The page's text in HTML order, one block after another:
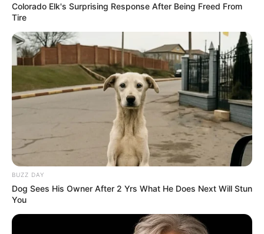
Colorado Elk's Surprising Response After Being Freed From
Tire
BUZZ DAY
Dog Sees His Owner After 2 Yrs What He Does Next Will Stun
You